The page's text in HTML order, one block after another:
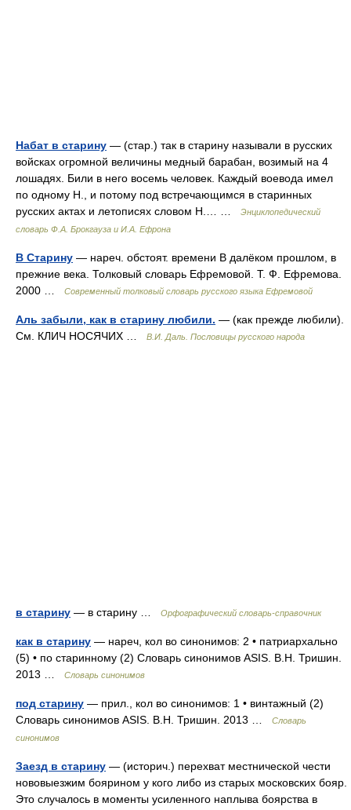
Набат в старину — (стар.) так в старину называли в русских
войсках огромной величины медный барабан, возимый на 4
лошадях. Били в него восемь человек. Каждый воевода имел
по одному Н., и потому под встречающимся в старинных
русских актах и летописях словом Н.… …
Энциклопедический
словарь Ф.А. Брокгауза и И.А. Ефрона
В Старину — нареч. обстоят. времени В далёком прошлом, в
прежние века. Толковый словарь Ефремовой. Т. Ф. Ефремова.
2000 …
Современный толковый словарь русского языка Ефремовой
Аль забыли, как в старину любили. — (как прежде любили).
См. КЛИЧ НОСЯЧИХ …
В.И. Даль. Пословицы русского народа
в старину — в старину … Орфографический словарь-справочник
как в старину — нареч, кол во синонимов: 2 • патриархально
(5) • по старинному (2) Словарь синонимов ASIS. В.Н. Тришин.
2013 …
Словарь синонимов
под старину — прил., кол во синонимов: 1 • винтажный (2)
Словарь синонимов ASIS. В.Н. Тришин. 2013 …
Словарь
синонимов
Заезд в старину — (историч.) перехват местнической чести
нововыезжим боярином у кого либо из старых московских бояр.
Это случалось в моменты усиленного наплыва боярства в